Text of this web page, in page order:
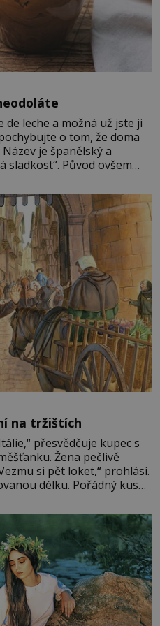
leche a možná už jste ji
o tom, že doma
je španělský a
sladkost“. Původ ovšem
zemí a k tomu
na tržištích
přesvědčuje kupec s
Žena pečlivě
si pět loket,“ prohlásí.
délku. Pořádný kus
zhodnotí švadlena
„Ošidili vás, podívejte.“